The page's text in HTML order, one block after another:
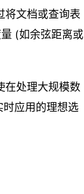
将文档或查询表
(如余弦距离或
在处理大规模数
应用的理想选